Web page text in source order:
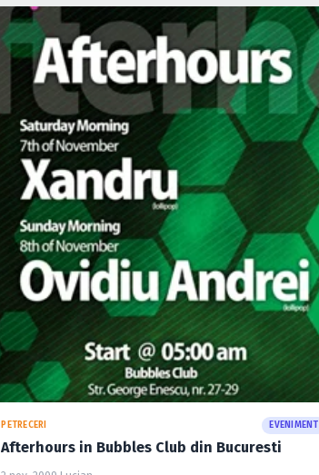
PETRECERI EVENIMENT
Afterhours in Bubbles Club din Bucuresti